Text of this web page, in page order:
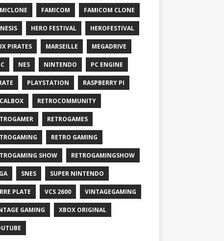
FAMICOM FAMICOM CLONE
HERO FESTIVAL HEROFESTIVAL
PIRATES MARSEILLE MEGADRIVE
NES NINTENDO PC ENGINE
PLAYSTATION RASPBERRY PI
RETROCOMMUNITY
RETROGAMES
RETRO GAMING
SHOW RETROGAMINGSHOW
SNES SUPER NINTENDO
PLATE VCS 2600 VINTAGEGAMING
GAMING XBOX ORIGINAL